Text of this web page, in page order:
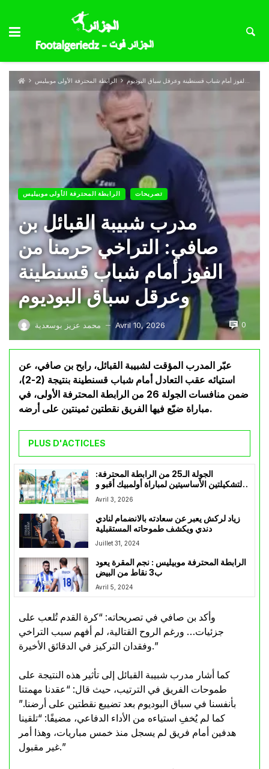
الرابطة المحترفة الأولى موبيليس مدرب شبيبة القبائل بن صافي: التراخي حرمنا من الفوز أمام شباب قسنطينة وعرقل سباق البوديوم
الرابطة المحترفة الأولى موبيليس تصريحات
مدرب شبيبة القبائل بن
صافي: التراخي حرمنا من
الفوز أمام شباب قسنطينة
وعرقل سباق البوديوم
محمد عزيز بوسعدية — Avril 10, 2026 0
عبّر المدرب المؤقت لشبيبة القبائل، رابح بن صافي، عن
استيائه عقب التعادل أمام شباب قسنطينة بنتيجة (2-2)،
ضمن منافسات الجولة 26 من الرابطة المحترفة الأولى، في
مباراة ضيّع فيها الفريق نقطتين ثمينتين على أرضه.
PLUS D'ACTICLES
الجولة الـ25 من الرابطة المحترفة:
التشكيلتين الأساسيتين لمباراة أولمبيك أقبو و
مستقبل الرويسات
Avril 3, 2026
زياد لركش يعبر عن سعادته بالانضمام لنادي
دندي ويكشف طموحاته المستقبلية
Juillet 31, 2024
الرابطة المحترفة موبيليس : نجم المقرة يعود
ب3 نقاط من البيض
Avril 5, 2024
وأكد بن صافي في تصريحاته: “كرة القدم تُلعب على
جزئيات… ورغم الروح القتالية، لم أفهم سبب التراخي
وفقدان التركيز في الدقائق الأخيرة.”
كما أشار مدرب شبيبة القبائل إلى تأثير هذه النتيجة على
طموحات الفريق في الترتيب، حيث قال: “عقدنا مهمتنا
بأنفسنا في سباق البوديوم بعد تضييع نقطتين على أرضنا.”
كما لم يُخفِ استياءه من الأداء الدفاعي، مضيفًا: “تلقينا
هدفين أمام فريق لم يسجل منذ خمس مباريات، وهذا أمر
غير مقبول.”